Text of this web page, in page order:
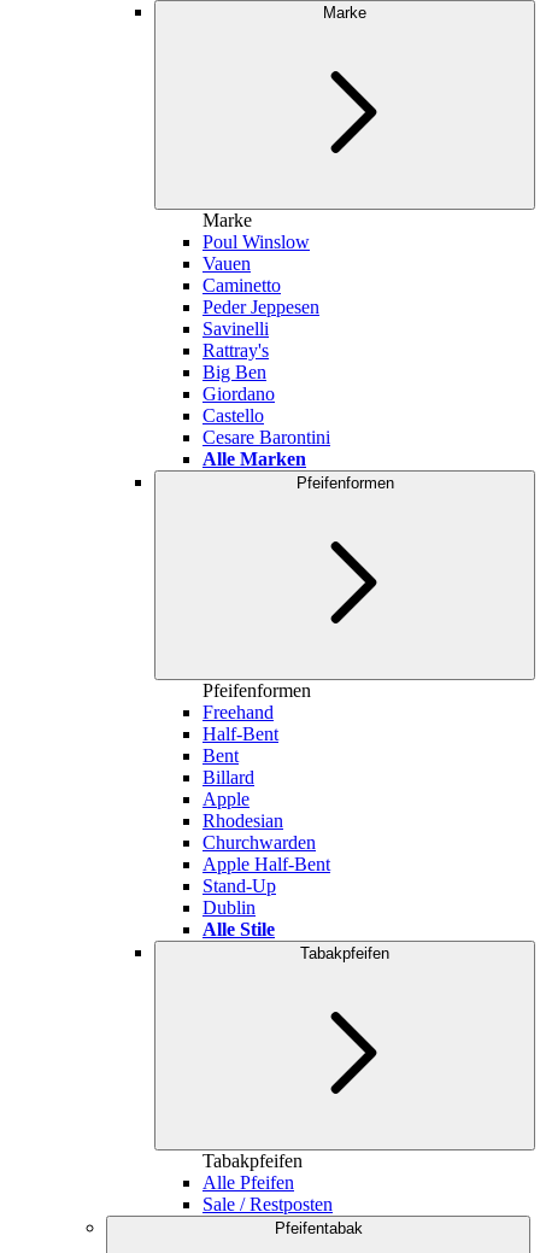
Marke
Marke
Poul Winslow
Vauen
Caminetto
Peder Jeppesen
Savinelli
Rattray's
Big Ben
Giordano
Castello
Cesare Barontini
Alle Marken
Pfeifenformen
Pfeifenformen
Freehand
Half-Bent
Bent
Billard
Apple
Rhodesian
Churchwarden
Apple Half-Bent
Stand-Up
Dublin
Alle Stile
Tabakpfeifen
Tabakpfeifen
Alle Pfeifen
Sale / Restposten
Pfeifentabak